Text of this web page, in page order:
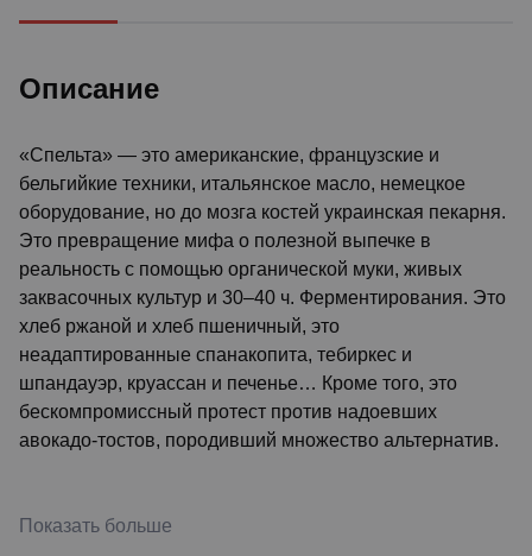
Описание
«Спельта» — это американские, французские и
бельгийкие техники, итальянское масло, немецкое
оборудование, но до мозга костей украинская пекарня.
Это превращение мифа о полезной выпечке в
реальность с помощью органической муки, живых
заквасочных культур и 30–40 ч. Ферментирования. Это
хлеб ржаной и хлеб пшеничный, это
неадаптированные спанакопита, тебиркес и
шпандауэр, круассан и печенье… Кроме того, это
бескомпромиссный протест против надоевших
авокадо-тостов, породивший множество альтернатив.
Показать больше